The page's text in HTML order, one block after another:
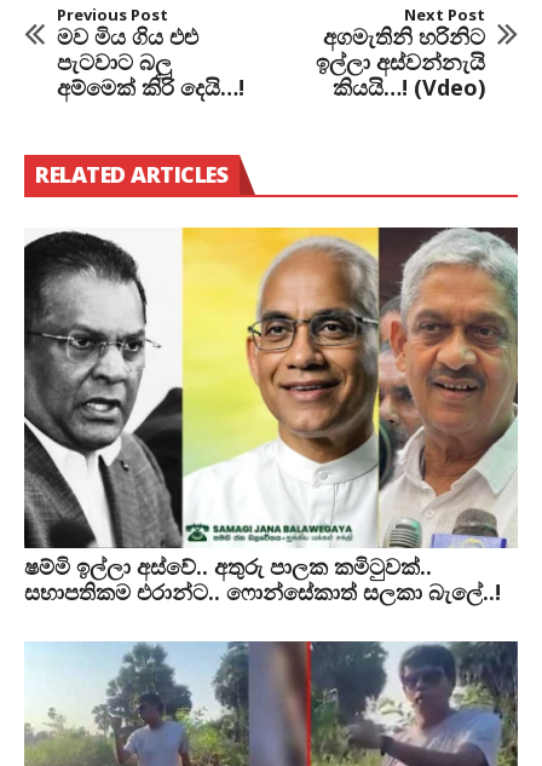
Previous Post
මව මිය ගිය එළු
පැටවාට බලු
අම්මෙක් කිරි දෙයි…!
Next Post
අගමැතිනි හරිනිට
ඉල්ලා අස්වන්නැයි
කියයි…! (Vdeo)
RELATED ARTICLES
ෂම්මි ඉල්ලා අස්වේ.. අතුරු පාලක කමිටුවක්..
සභාපතිකම එරාන්ට.. ෆොන්සේකාත් සලකා බැලේ..!